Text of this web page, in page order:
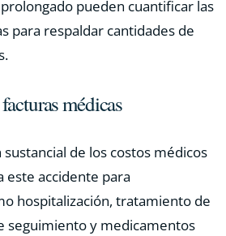
pueden cuantificar las
para respaldar cantidades de
médicas
de los costos médicos
este accidente para
hospitalización, tratamiento de
seguimiento y medicamentos